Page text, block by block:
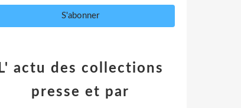
L' actu des collections
presse et par